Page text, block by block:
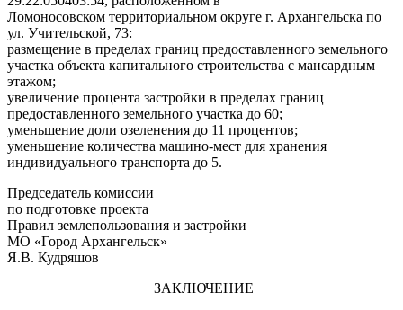
Ломоносовском территориальном округе г. Архангельска по
ул. Учительской, 73:
размещение в пределах границ предоставленного земельного
участка объекта капитального строительства с мансардным
этажом;
увеличение процента застройки в пределах границ
предоставленного земельного участка до 60;
уменьшение доли озеленения до 11 процентов;
уменьшение количества машино-мест для хранения
индивидуального транспорта до 5.
Председатель комиссии
по подготовке проекта
Правил землепользования и застройки
МО «Город Архангельск»
Я.В. Кудряшов
ЗАКЛЮЧЕНИЕ